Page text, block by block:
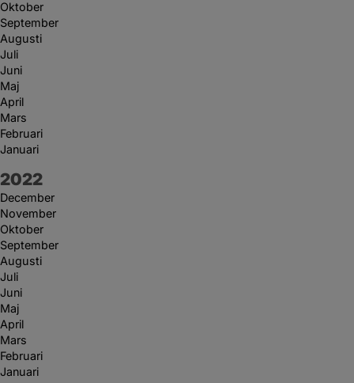
Oktober
September
Augusti
Juli
Juni
Maj
April
Mars
Februari
Januari
År:
2022
December
November
Oktober
September
Augusti
Juli
Juni
Maj
April
Mars
Februari
Januari